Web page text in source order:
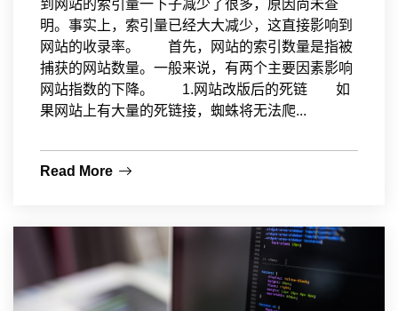
到网站的索引量一下子减少了很多，原因尚未查
明。事实上，索引量已经大大减少，这直接影响到
网站的收录率。 首先，网站的索引数量是指被
捕获的网站数量。一般来说，有两个主要因素影响
网站指数的下降。 1.网站改版后的死链 如
果网站上有大量的死链接，蜘蛛将无法爬...
Read More